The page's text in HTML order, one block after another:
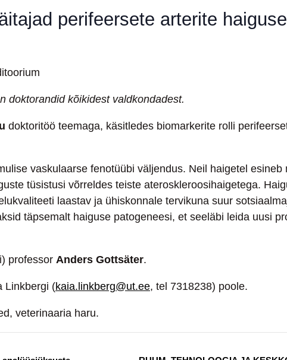
perifeersete arterite
doktorandid kõikidest valdkondadest.
doktoritöö teemaga, käsitledes biomarkerite rolli
vaskulaarse fenotüübi väljendus. Neil haigetel esineb
tüsistusi võrreldes teiste ateroskleroosihaigetega.
laastav ja ühiskonnale tervikuna suur
täpsemalt haiguse patogeneesi, et seeläbi leida uusi
professor Anders Gottsäter.
Linkbergi (kaia.linkberg@ut.ee, tel 7318238) poole.
veterinaaria haru.